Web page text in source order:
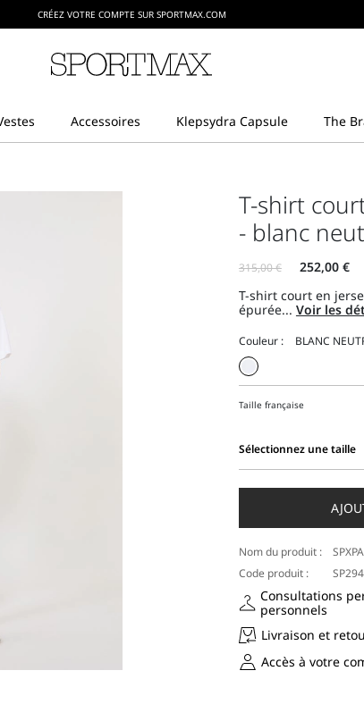
CRÉEZ VOTRE COMPTE SUR SPORTMAX.COM
T-shirt
- blanc
T-shirt court en
épurée... Voir les
Couleur :
Taille française
Sélectionnez une taille
une
Nom du produit :
Code produit :
Consultations
personnels
Livraison et
Accès à votre